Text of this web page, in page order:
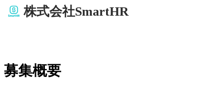
株式会社SmartHR
募集概要